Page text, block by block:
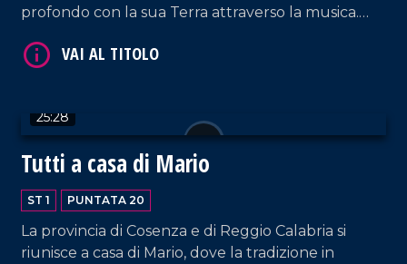
profondo con la sua Terra attraverso la musica.
Calabresi e negli Italiani di tutto il mondo. La sua
25:28
Tutti a casa di Mario
ST 1 PUNTATA 20
La provincia di Cosenza e di Reggio Calabria si
riunisce a casa di Mario, dove la tradizione in
VAI AL TITOLO